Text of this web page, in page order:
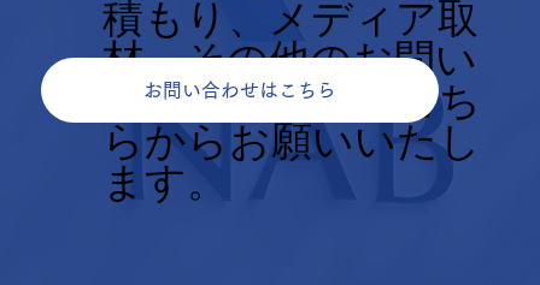
積もり、メディア取
材、その他のお問い
合せについてもこち
らからお願いいたし
ます。
お問い合わせはこちら